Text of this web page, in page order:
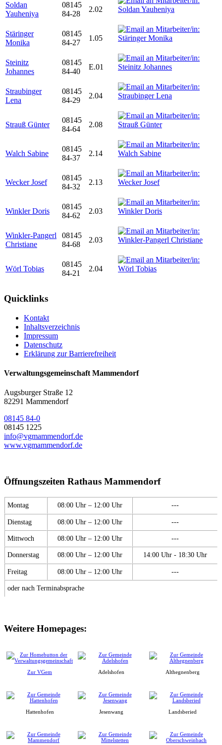
Soldan
Yauheniya
08145
84-28
2.02
Stäringer
Monika
08145
84-27
1.05
Steinitz
Johannes
08145
84-40
E.01
Straubinger
Lena
08145
84-29
2.04
Strauß Günter
08145
84-64
2.08
Walch Sabine
08145
84-37
2.14
Wecker Josef
08145
84-32
2.13
Winkler Doris
08145
84-62
2.03
Winkler-Pangerl
Christiane
08145
84-68
2.03
Wörl Tobias
08145
84-21
2.04
Quicklinks
Kontakt
Inhaltsverzeichnis
Impressum
Datenschutz
Erklärung zur Barrierefreiheit
Verwaltungsgemeinschaft Mammendorf
Augsburger Straße 12
82291 Mammendorf
08145 84-0
08145 1225
info@vgmammendorf.de
www.vgmammendorf.de
Öffnungszeiten Rathaus Mammendorf
Montag 08:00 Uhr – 12:00 Uhr ---
Dienstag 08:00 Uhr – 12:00 Uhr ---
Mittwoch 08:00 Uhr – 12:00 Uhr ---
Donnerstag 08:00 Uhr – 12:00 Uhr 14:00 Uhr - 18:30 Uhr
Freitag 08:00 Uhr – 12:00 Uhr ---
oder nach Terminabsprache
Weitere Homepages:
Zur VGem Adelshofen Althegnenberg
Hattenhofen Jesenwang Landsberied